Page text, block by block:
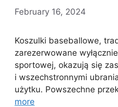
February 16, 2024
Koszulki baseballowe,
zarezerwowane
sportowej, okazują się
i wszechstronnymi
użytku. Powszechne
more